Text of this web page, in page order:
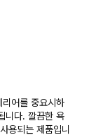
어를 중요시하
니다. 깔끔한 욕
용되는 제품입니